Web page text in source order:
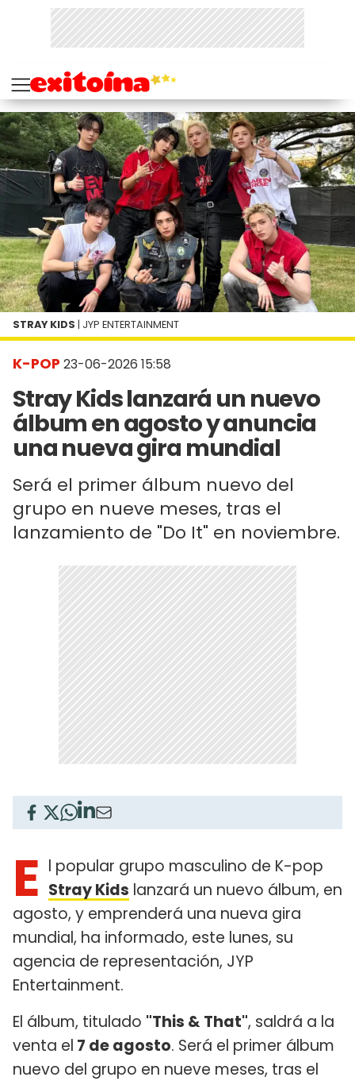
K-POP 23-06-2026 15:58
Stray Kids lanzará un nuevo
álbum en agosto y anuncia
una nueva gira mundial
Será el primer álbum nuevo del
grupo en nueve meses, tras el
lanzamiento de "Do It" en noviembre.
STRAY KIDS | JYP ENTERTAINMENT
E l popular grupo masculino de K-pop
Stray Kids lanzará un nuevo álbum, en
agosto, y emprenderá una nueva gira
mundial, ha informado, este lunes, su
agencia de representación, JYP
Entertainment.
El álbum, titulado "This & That", saldrá a la
venta el 7 de agosto. Será el primer álbum
nuevo del grupo en nueve meses, tras el